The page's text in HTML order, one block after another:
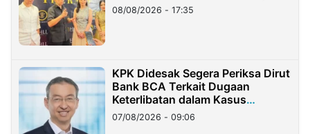
08/08/2026 - 17:35
KPK Didesak Segera Periksa Dirut
Bank BCA Terkait Dugaan
Keterlibatan dalam Kasus
Hilangnya Dana Nasabah Rp2,58
Miliar
07/08/2026 - 09:06